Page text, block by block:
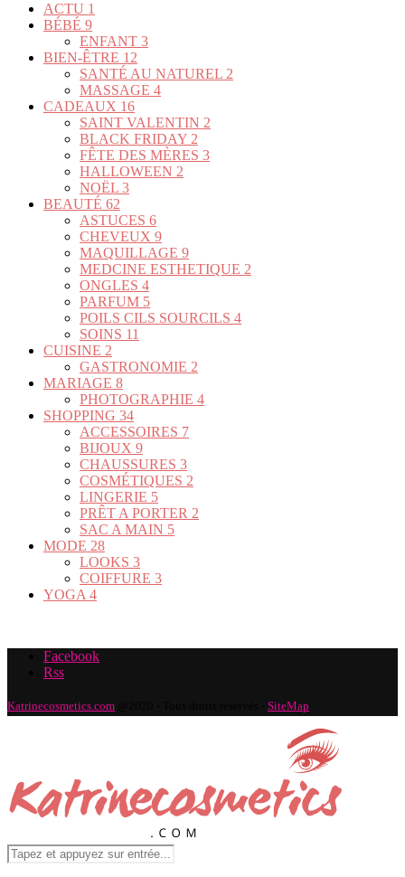
ACTU 1
BÉBÉ 9
ENFANT 3
BIEN-ÊTRE 12
SANTÉ AU NATUREL 2
MASSAGE 4
CADEAUX 16
SAINT VALENTIN 2
BLACK FRIDAY 2
FÊTE DES MÈRES 3
HALLOWEEN 2
NOËL 3
BEAUTÉ 62
ASTUCES 6
CHEVEUX 9
MAQUILLAGE 9
MEDCINE ESTHETIQUE 2
ONGLES 4
PARFUM 5
POILS CILS SOURCILS 4
SOINS 11
CUISINE 2
GASTRONOMIE 2
MARIAGE 8
PHOTOGRAPHIE 4
SHOPPING 34
ACCESSOIRES 7
BIJOUX 9
CHAUSSURES 3
COSMÉTIQUES 2
LINGERIE 5
PRÊT A PORTER 2
SAC A MAIN 5
MODE 28
LOOKS 3
COIFFURE 3
YOGA 4
Facebook
Rss
Katrinecosmetics.com SiteMap